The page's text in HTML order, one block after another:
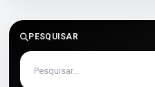
PESQUISAR